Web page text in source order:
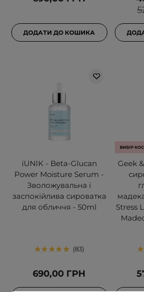
ДОДАТИ ДО КОШИКА
iUNIK - Beta-Glucan
Power Moisture Serum -
Зволожувальна і
заспокійлива сироватка
для обличчя - 50ml
83
690,00 ГРН
ВИБІР
Geek
Stress